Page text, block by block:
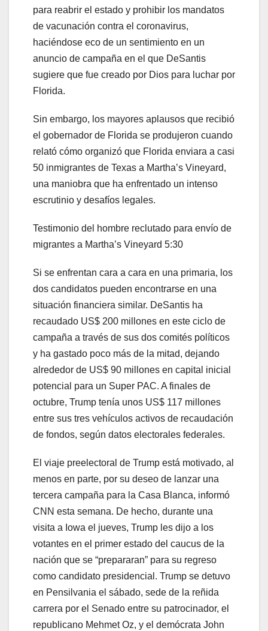
para reabrir el estado y prohibir los mandatos
de vacunación contra el coronavirus,
haciéndose eco de un sentimiento en un
anuncio de campaña en el que DeSantis
sugiere que fue creado por Dios para luchar por
Florida.
Sin embargo, los mayores aplausos que recibió
el gobernador de Florida se produjeron cuando
relató cómo organizó que Florida enviara a casi
50 inmigrantes de Texas a Martha’s Vineyard,
una maniobra que ha enfrentado un intenso
escrutinio y desafíos legales.
Testimonio del hombre reclutado para envío de
migrantes a Martha’s Vineyard 5:30
Si se enfrentan cara a cara en una primaria, los
dos candidatos pueden encontrarse en una
situación financiera similar. DeSantis ha
recaudado US$ 200 millones en este ciclo de
campaña a través de sus dos comités políticos
y ha gastado poco más de la mitad, dejando
alrededor de US$ 90 millones en capital inicial
potencial para un Super PAC. A finales de
octubre, Trump tenía unos US$ 117 millones
entre sus tres vehículos activos de recaudación
de fondos, según datos electorales federales.
El viaje preelectoral de Trump está motivado, al
menos en parte, por su deseo de lanzar una
tercera campaña para la Casa Blanca, informó
CNN esta semana. De hecho, durante una
visita a Iowa el jueves, Trump les dijo a los
votantes en el primer estado del caucus de la
nación que se “prepararan” para su regreso
como candidato presidencial. Trump se detuvo
en Pensilvania el sábado, sede de la reñida
carrera por el Senado entre su patrocinador, el
republicano Mehmet Oz, y el demócrata John